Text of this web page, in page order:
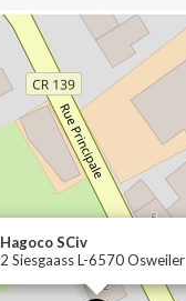
Hagoco SCiv
2 Siesgaass L-6570 Osweiler